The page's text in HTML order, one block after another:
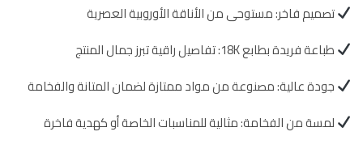
تصميم فاخر: مستوحى من الأناقة الأوروبية العصرية
طباعة فريدة بطابع 18K: تفاصيل راقية تبرز جمال المنتج
جودة عالية: مصنوعة من مواد ممتازة لضمان المتانة والفخامة
لمسة من الفخامة: مثالية للمناسبات الخاصة أو كهدية فاخرة